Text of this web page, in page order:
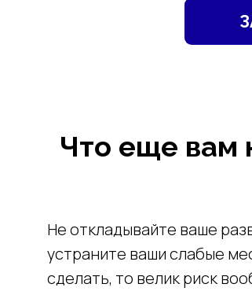
Что еще вам
Не откладывайте ваше
устраните ваши слабые
сделать, то велик риск